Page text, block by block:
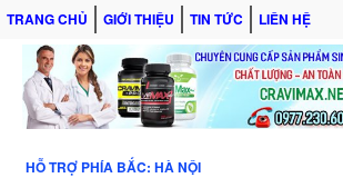
TRANG CHỦ GIỚI THIỆU TIN TỨC LIÊN HỆ
HỖ TRỢ PHÍA BẮC: HÀ NỘI